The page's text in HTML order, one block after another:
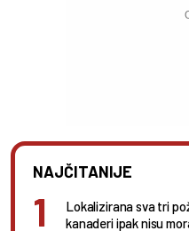
NAJČITANIJE
Lokalizirana sva tri
kanaderi ipak nisu